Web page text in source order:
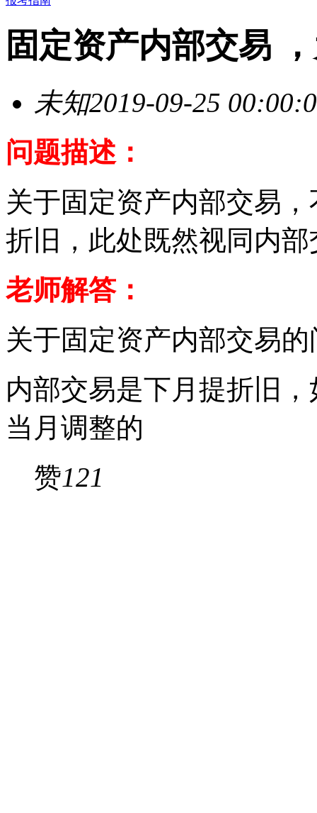
固定资产内部交易
未知2019-09-25
问题描述：
关于固定资产内部交易
折旧，此处既然视同内
老师解答：
关于固定资产内部交易
内部交易是下月提折旧
当月调整的
赞121